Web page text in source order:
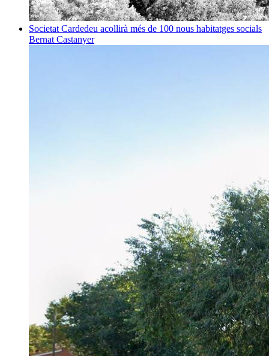
Societat Cardedeu acollirà més de 100 nous habitatges socials
Bernat Castanyer